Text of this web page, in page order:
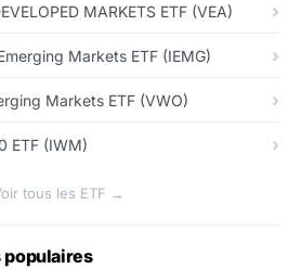
MARKETS ETF (VEA)
Markets ETF (IEMG)
Markets ETF (VWO)
ETF (IWM)
tous les ETF →